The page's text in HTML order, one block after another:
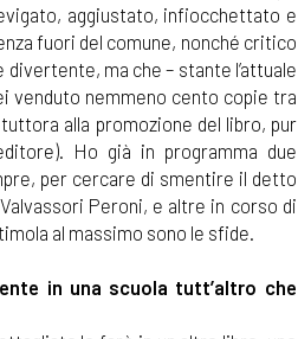
aggiustato, infiocchettato e
fuori del comune, nonché critico
divertente, ma che – stante l’attuale
venduto nemmeno cento copie tra
alla promozione del libro, pur
Ho già in programma due
per cercare di smentire il detto
Peroni, e altre in corso di
al massimo sono le sfide.
in una scuola tutt’altro che